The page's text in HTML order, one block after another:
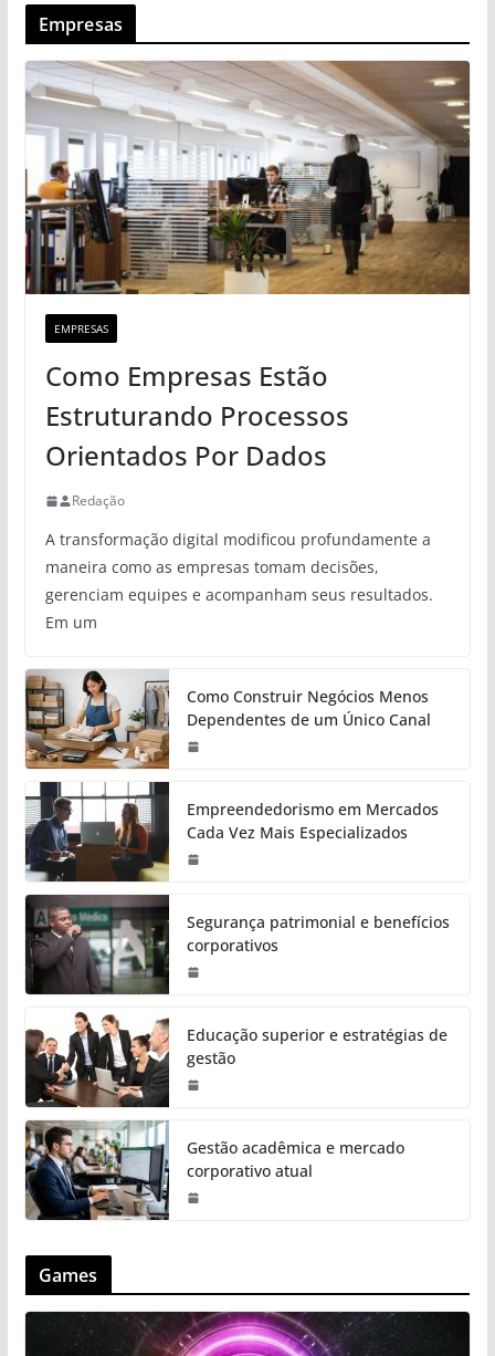
Empresas
EMPRESAS
Como Empresas Estão
Estruturando Processos
Orientados Por Dados
Redação
A transformação digital modificou profundamente a
maneira como as empresas tomam decisões,
gerenciam equipes e acompanham seus resultados.
Em um
Como Construir Negócios Menos
Dependentes de um Único Canal
Empreendedorismo em Mercados
Cada Vez Mais Especializados
Segurança patrimonial e benefícios
corporativos
Educação superior e estratégias de
gestão
Gestão acadêmica e mercado
corporativo atual
Games